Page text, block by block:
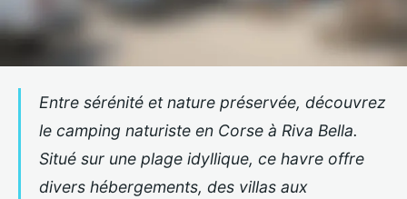
Entre sérénité et nature préservée, découvrez
le camping naturiste en Corse à Riva Bella.
Situé sur une plage idyllique, ce havre offre
divers hébergements, des villas aux